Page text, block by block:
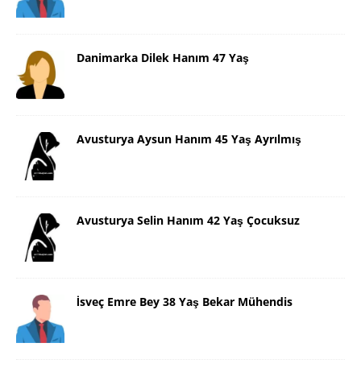
Danimarka Dilek Hanım 47 Yaş
Avusturya Aysun Hanım 45 Yaş Ayrılmış
Avusturya Selin Hanım 42 Yaş Çocuksuz
İsveç Emre Bey 38 Yaş Bekar Mühendis